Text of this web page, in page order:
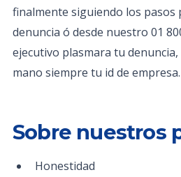
finalmente siguiendo los pasos
denuncia ó desde nuestro 01
ejecutivo plasmara tu
mano siempre tu id de empresa.
Sobre nuestros
Honestidad